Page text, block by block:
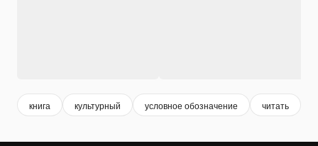
книга культурный условное обозначение читать